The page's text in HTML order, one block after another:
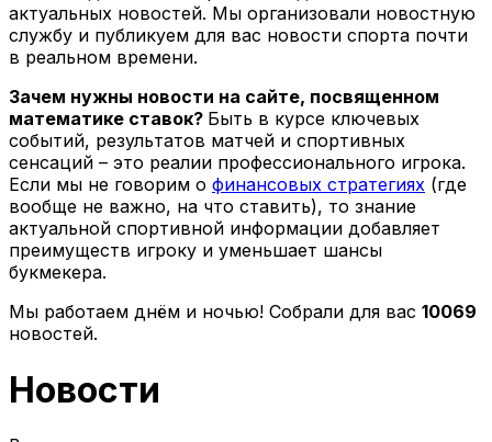
актуальных новостей. Мы организовали новостную
службу и публикуем для вас новости спорта почти
в реальном времени.
Зачем нужны новости на сайте, посвященном
математике ставок? Быть в курсе ключевых
событий, результатов матчей и спортивных
сенсаций – это реалии профессионального игрока.
Если мы не говорим о финансовых стратегиях (где
вообще не важно, на что ставить), то знание
актуальной спортивной информации добавляет
преимуществ игроку и уменьшает шансы
букмекера.
Мы работаем днём и ночью! Собрали для вас 10069
новостей.
Новости